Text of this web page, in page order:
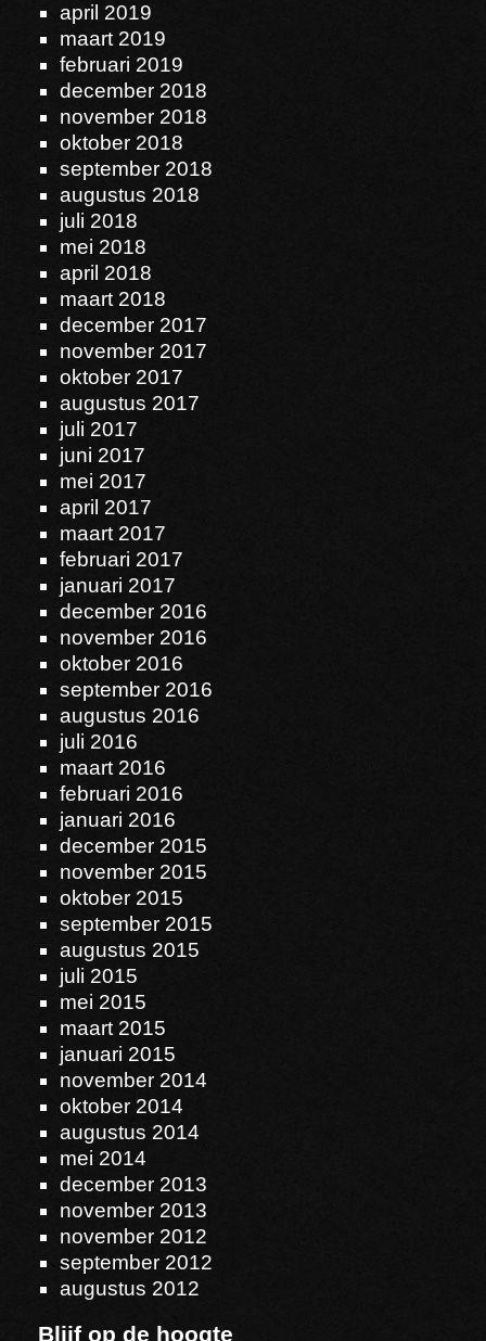
april 2019
maart 2019
februari 2019
december 2018
november 2018
oktober 2018
september 2018
augustus 2018
juli 2018
mei 2018
april 2018
maart 2018
december 2017
november 2017
oktober 2017
augustus 2017
juli 2017
juni 2017
mei 2017
april 2017
maart 2017
februari 2017
januari 2017
december 2016
november 2016
oktober 2016
september 2016
augustus 2016
juli 2016
maart 2016
februari 2016
januari 2016
december 2015
november 2015
oktober 2015
september 2015
augustus 2015
juli 2015
mei 2015
maart 2015
januari 2015
november 2014
oktober 2014
augustus 2014
mei 2014
december 2013
november 2013
november 2012
september 2012
augustus 2012
Blijf op de hoogte